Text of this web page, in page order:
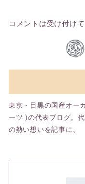
コメントは受け付けて
東京・目黒の国産オー
ーツ )の代表ブログ。
の熱い想いを記事に。